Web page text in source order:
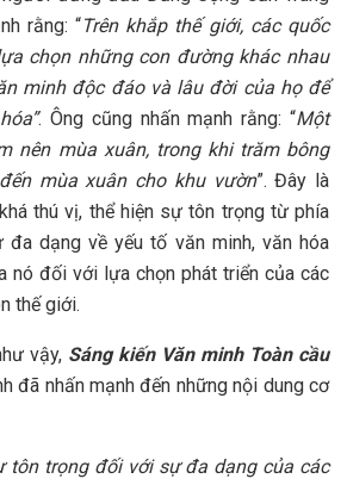
rằng: “Trên khắp thế giới, các quốc
chọn những con đường khác nhau
minh độc đáo và lâu đời của họ để
. Ông cũng nhấn mạnh rằng: “Một
nên mùa xuân, trong khi trăm bông
mùa xuân cho khu vườn”. Đây là
thú vị, thể hiện sự tôn trọng từ phía
dạng về yếu tố văn minh, văn hóa
nó đối với lựa chọn phát triển của các
thế giới.
vậy, Sáng kiến Văn minh Toàn cầu
đã nhấn mạnh đến những nội dung cơ
tôn trọng đối với sự đa dạng của các